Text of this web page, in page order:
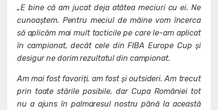
„E bine că am jucat deja atâtea meciuri cu ei. Ne
cunoaștem. Pentru meciul de mâine vom încerca
să aplicăm mai mult tacticile pe care le-am aplicat
în campionat, decât cele din FIBA Europe Cup și
desigur ne dorim rezultatul din campionat.
Am mai fost favoriți, am fost și outsideri. Am trecut
prin toate stările posibile, dar Cupa României tot
nu a ajuns în palmaresul nostru până la această